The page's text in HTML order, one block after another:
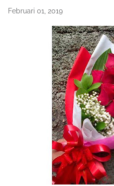
Februari 01, 2019